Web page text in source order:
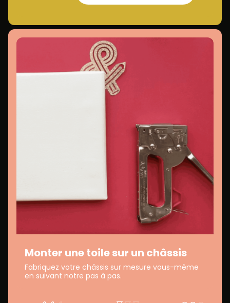
Monter une toile sur un châssis
Fabriquez votre châssis sur mesure vous-même
en suivant notre pas à pas.